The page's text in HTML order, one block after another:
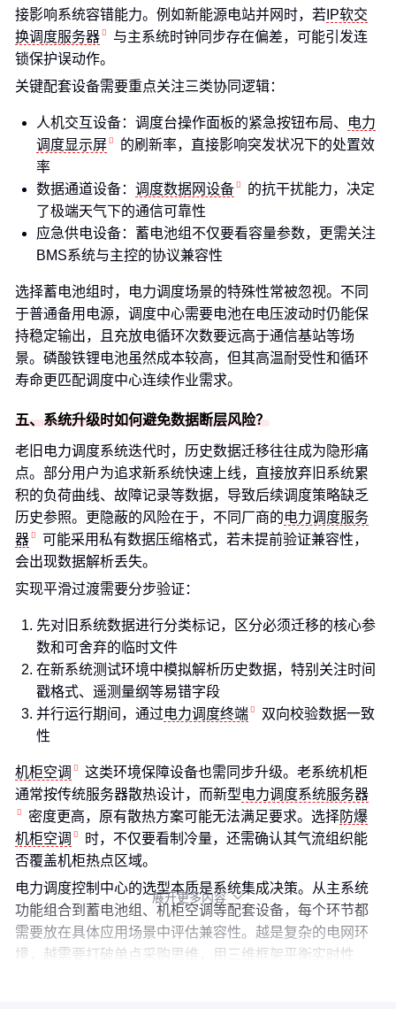
接影响系统容错能力。例如新能源电站并网时，若 IP软交
换调度服务器
与主系统时钟同步存在偏差，可能引发连
锁保护误动作。
关键配套设备需要重点关注三类协同逻辑：
人机交互设备：调度台操作面板的紧急按钮布局、
电力
调度显示屏
的刷新率，直接影响突发状况下的处置效
率
数据通道设备： 调度数据网设备
的抗干扰能力，决定
了极端天气下的通信可靠性
应急供电设备：蓄电池组不仅要看容量参数，更需关注
BMS系统与主控的协议兼容性
选择蓄电池组时，电力调度场景的特殊性常被忽视。不同
于普通备用电源，调度中心需要电池在电压波动时仍能保
持稳定输出，且充放电循环次数要远高于通信基站等场
景。磷酸铁锂电池虽然成本较高，但其高温耐受性和循环
寿命更匹配调度中心连续作业需求。
五、系统升级时如何避免数据断层风险？
老旧电力调度系统迭代时，历史数据迁移往往成为隐形痛
点。部分用户为追求新系统快速上线，直接放弃旧系统累
积的负荷曲线、故障记录等数据，导致后续调度策略缺乏
历史参照。更隐蔽的风险在于，不同厂商的电力调度服务
器
可能采用私有数据压缩格式，若未提前验证兼容性，
会出现数据解析丢失。
实现平滑过渡需要分步验证：
先对旧系统数据进行分类标记，区分必须迁移的核心参
数和可舍弃的临时文件
在新系统测试环境中模拟解析历史数据，特别关注时间
戳格式、遥测量纲等易错字段
并行运行期间，通过电力调度终端
双向校验数据一致
性
机柜空调
这类环境保障设备也需同步升级。老系统机柜
通常按传统服务器散热设计，而新型电力调度系统服务器
密度更高，原有散热方案可能无法满足要求。选择防爆
机柜空调
时，不仅要看制冷量，还需确认其气流组织能
否覆盖机柜热点区域。
电力调度控制中心的选型本质是系统集成决策。从主系统
功能组合到蓄电池组、机柜空调等配套设备，每个环节都
需要放在具体应用场景中评估兼容性。越是复杂的电网环
境，越需要打破单点采购思维，用三维框架平衡实时性
展开更多内容 